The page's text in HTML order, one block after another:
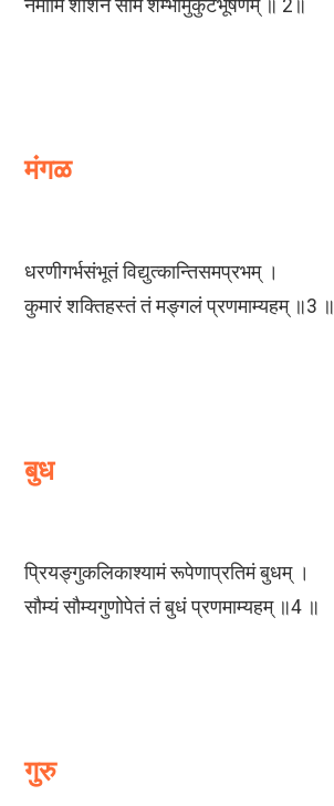
नमामि शशिनं सोमं शम्भोर्मुकुटभूषणम् ॥ 2॥
मंगळ
धरणीगर्भसंभूतं विद्युत्कान्तिसमप्रभम् ।
कुमारं शक्तिहस्तं तं मङ्गलं प्रणमाम्यहम् ॥3 ॥
बुध
प्रियङ्गुकलिकाश्यामं रूपेणाप्रतिमं बुधम् ।
सौम्यं सौम्यगुणोपेतं तं बुधं प्रणमाम्यहम् ॥4 ॥
गुरु